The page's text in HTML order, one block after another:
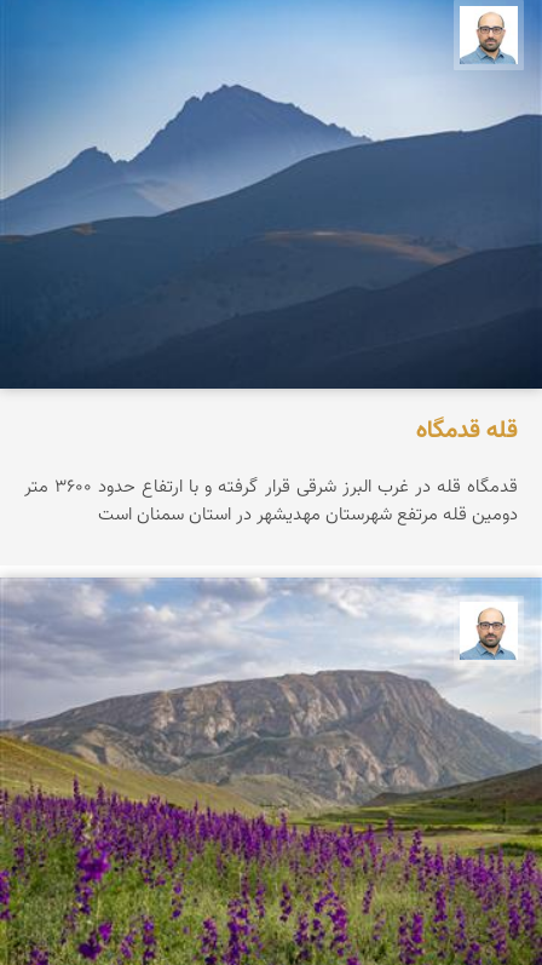
قله قدمگاه
قدمگاه قله در غرب البرز شرقی قرار گرفته و با ارتفاع حدود ۳۶0۰ متر
دومین قله مرتفع شهرستان مهدیشهر در استان سمنان است